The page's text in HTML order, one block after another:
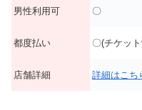
男性利用可 〇
都度払い 〇(チケッ
店舗詳細 詳細はこち